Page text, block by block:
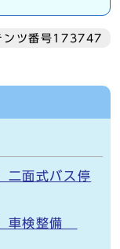
ンツ番号173747
二面式バス停
車検整備